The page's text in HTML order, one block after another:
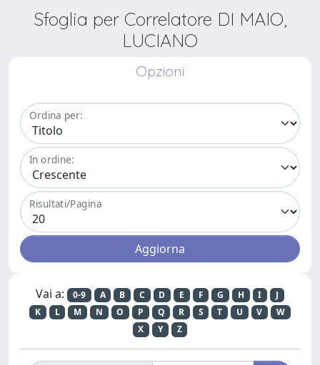
Sfoglia per Correlatore DI MAIO,
LUCIANO
Opzioni
Ordina per:
In ordine:
Risultati/Pagina
Vai a: 0-9 A B C D E F G H I
J
K
L M N O P Q R S T U V
W
X
Y Z